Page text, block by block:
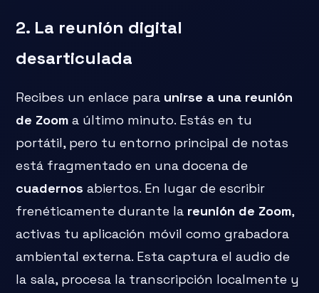
2. La reunión digital
desarticulada
Recibes un enlace para unirse a una reunión
de Zoom a último minuto. Estás en tu
portátil, pero tu entorno principal de notas
está fragmentado en una docena de
cuadernos abiertos. En lugar de escribir
frenéticamente durante la reunión de Zoom,
activas tu aplicación móvil como grabadora
ambiental externa. Esta captura el audio de
la sala, procesa la transcripción localmente y